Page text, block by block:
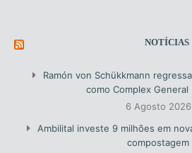
NOTÍCIAS
Ramón von Schükkmann
como Complex General
6 Agosto 2026
Ambilital investe 9 milhões em
compostagem